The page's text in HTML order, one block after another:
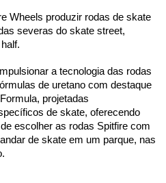
Wheels produzir rodas de skate
severas do skate street,
a tecnologia das rodas
de uretano com destaque
projetadas
de skate, oferecendo
escolher as rodas Spitfire com
de skate em um parque, nas